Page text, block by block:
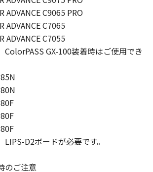
herein, no license or right,
is hereby conveyed or
to you for any intellectual
and its licensors.
comply with all export laws and
regulations of the country
not to export or re-export,
the SOFTWARE in
such laws, restrictions and
without all necessary
UPDATE
CANON'S SUBSIDIARIES OR
ADVANCE C9065 PRO
ADVANCE C7065
ADVANCE C7055
GX-100装着時はご使用でき
D2ボードが必要です。
のご注意